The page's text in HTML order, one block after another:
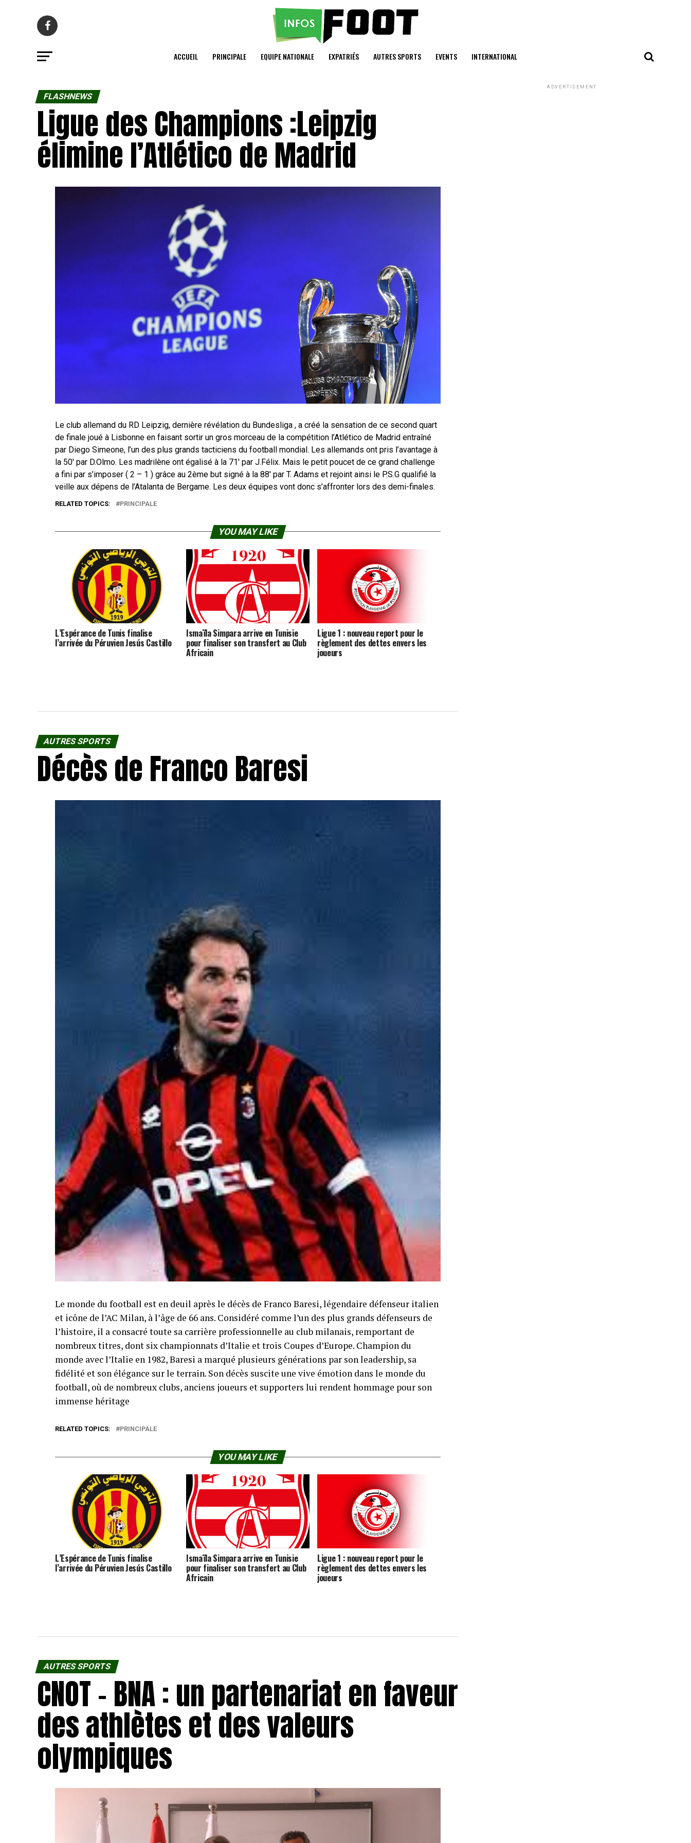
ACCUEIL PRINCIPALE EQUIPE NATIONALE EXPATRIÉS AUTRES SPORTS EVENTS INTERNATIONAL
FLASHNEWS
Ligue des Champions :Leipzig
élimine l’Atlético de Madrid
Le club allemand du RD Leipzig, dernière révélation du Bundesliga , a créé la sensation de ce second quart
de finale joué à Lisbonne en faisant sortir un gros morceau de la compétition l’Atlético de Madrid entraîné
par Diego Simeone, l’un des plus grands tacticiens du football mondial. Les allemands ont pris l’avantage à
la 50′ par D.Olmo. Les madrilène ont égalisé à la 71′ par J.Félix. Mais le petit poucet de ce grand challenge
a fini par s’imposer ( 2 – 1 ) grâce au 2ème but signé à la 88′ par T. Adams et rejoint ainsi le P.S.G qualifié la
veille aux dépens de l’Atalanta de Bergame. Les deux équipes vont donc s’affronter lors des demi-finales.
RELATED TOPICS: PRINCIPALE
YOU MAY LIKE
L’Espérance de Tunis finalise
l’arrivée du Péruvien Jesús Castillo
Ismaïla Simpara arrive en Tunisie
pour finaliser son transfert au Club
Africain
Ligue 1 : nouveau report pour le
règlement des dettes envers les
joueurs
AUTRES SPORTS
Décès de Franco Baresi
Le monde du football est en deuil après le décès de Franco Baresi, légendaire défenseur italien
et icône de l’AC Milan, à l’âge de 66 ans. Considéré comme l’un des plus grands défenseurs de
l’histoire, il a consacré toute sa carrière professionnelle au club milanais, remportant de
nombreux titres, dont six championnats d’Italie et trois Coupes d’Europe. Champion du
monde avec l’Italie en 1982, Baresi a marqué plusieurs générations par son leadership, sa
fidélité et son élégance sur le terrain. Son décès suscite une vive émotion dans le monde du
football, où de nombreux clubs, anciens joueurs et supporters lui rendent hommage pour son
immense héritage
RELATED TOPICS: PRINCIPALE
YOU MAY LIKE
L’Espérance de Tunis finalise
l’arrivée du Péruvien Jesús Castillo
Ismaïla Simpara arrive en Tunisie
pour finaliser son transfert au Club
Africain
Ligue 1 : nouveau report pour le
règlement des dettes envers les
joueurs
AUTRES SPORTS
CNOT – BNA : un partenariat en faveur
des athlètes et des valeurs
olympiques
ADVERTISEMENT